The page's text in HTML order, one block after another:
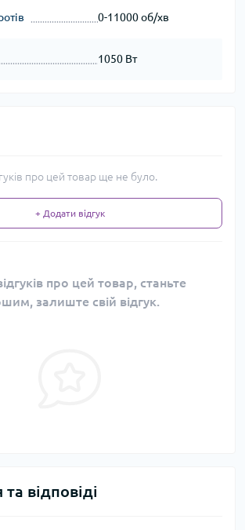
0-11000 об/хв
1050 Вт
про цей товар ще не було.
+ Додати відгук
про цей товар, станьте
залиште свій відгук.
відповіді